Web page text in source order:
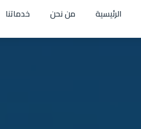
الرئيسية من نحن خدماتنا